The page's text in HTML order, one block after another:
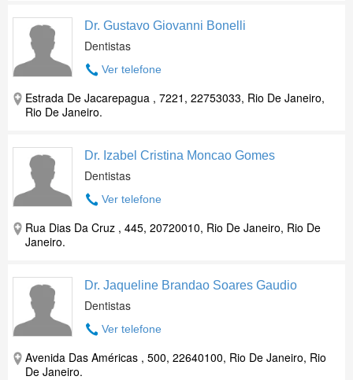
Dr. Gustavo Giovanni Bonelli
Dentistas
Ver telefone
Estrada De Jacarepagua , 7221, 22753033, Rio De Janeiro,
Rio De Janeiro.
Dr. Izabel Cristina Moncao Gomes
Dentistas
Ver telefone
Rua Dias Da Cruz , 445, 20720010, Rio De Janeiro, Rio De
Janeiro.
Dr. Jaqueline Brandao Soares Gaudio
Dentistas
Ver telefone
Avenida Das Américas , 500, 22640100, Rio De Janeiro, Rio
De Janeiro.